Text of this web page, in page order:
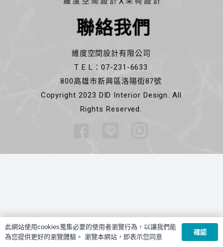
聯絡我們
維度空間設計有限公司
T E L：07-231-6633
800高雄市新興區洛陽街87號
Copyright 2023 DID Interior Design. All
Rights Reserved.
此網站使用cookies蒐集必要的使用者瀏覽行為，以讓我們能
為您提供更好的瀏覽體驗。 瀏覽本網站，即表示您同意
確認